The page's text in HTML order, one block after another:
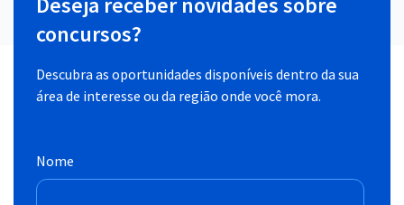
concursos?
Descubra as oportunidades disponíveis dentro da sua
área de interesse ou da região onde você mora.
Nome